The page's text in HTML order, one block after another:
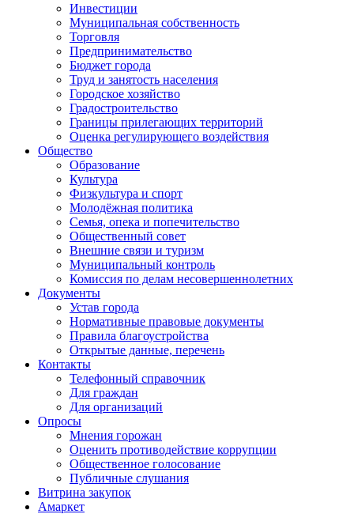
Инвестиции
Муниципальная собственность
Торговля
Предпринимательство
Бюджет города
Труд и занятость населения
Городское хозяйство
Градостроительство
Границы прилегающих территорий
Оценка регулирующего воздействия
Общество
Образование
Культура
Физкультура и спорт
Молодёжная политика
Семья, опека и попечительство
Общественный совет
Внешние связи и туризм
Муниципальный контроль
Комиссия по делам несовершеннолетних
Документы
Устав города
Нормативные правовые документы
Правила благоустройства
Открытые данные, перечень
Контакты
Телефонный справочник
Для граждан
Для организаций
Опросы
Мнения горожан
Оценить противодействие коррупции
Общественное голосование
Публичные слушания
Витрина закупок
Амаркет